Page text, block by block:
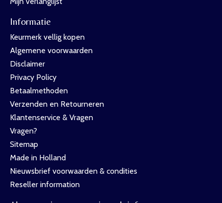
Informatie
Keurmerk vellig kopen
Algemene voorwaarden
Disclaimer
Privacy Policy
Betaalmethoden
Verzenden en Retourneren
Klantenservice & Vragen
Vragen?
Sitemap
Made in Holland
Nieuwsbrief voorwaarden & condities
Reseller information